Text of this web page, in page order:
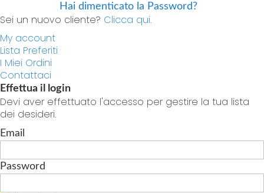
Hai dimenticato la Password?
Sei un nuovo cliente? Clicca qui.
My account
Lista Preferiti
I Miei Ordini
Contattaci
Effettua il login
Devi aver effettuato l'accesso per gestire la tua lista
dei desideri.
Email
Password